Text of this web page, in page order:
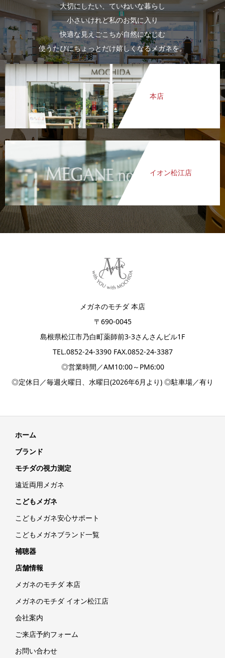
大切にしたい、ていねいな暮らし
小さいけれど私のお気に入り
快適な見えごこちが自然になじむ
使うたびにちょっとだけ嬉しくなるメガネを。
本店
イオン松江店
メガネのモチダ 本店
〒690-0045
島根県松江市乃白町薬師前3-3さんさんビル1F
TEL.0852-24-3390FAX.0852-24-3387
◎営業時間／AM10:00～PM6:00
◎定休日／毎週火曜日、水曜日(2026年6月より) ◎駐車場／有り
ホーム
ブランド
モチダの視力測定
遠近両用メガネ
こどもメガネ
こどもメガネ安心サポート
こどもメガネブランド一覧
補聴器
店舗情報
メガネのモチダ 本店
メガネのモチダ イオン松江店
会社案内
ご来店予約フォーム
お問い合わせ